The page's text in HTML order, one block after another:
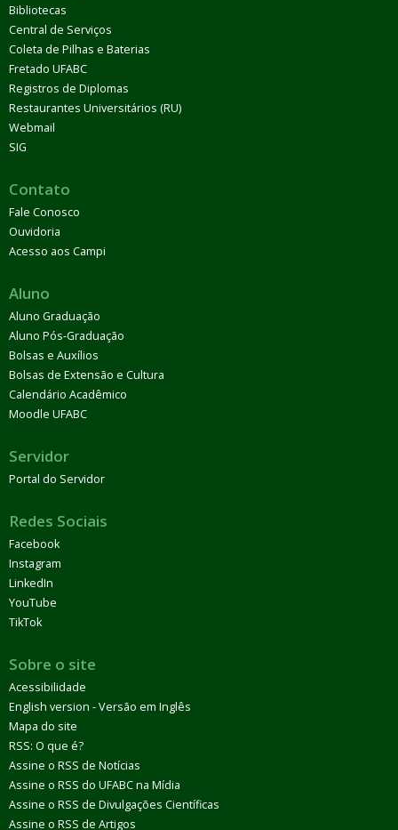
Bibliotecas
Central de Serviços
Coleta de Pilhas e Baterias
Fretado UFABC
Registros de Diplomas
Restaurantes Universitários (RU)
Webmail
SIG
Contato
Fale Conosco
Ouvidoria
Acesso aos Campi
Aluno
Aluno Graduação
Aluno Pós-Graduação
Bolsas e Auxílios
Bolsas de Extensão e Cultura
Calendário Acadêmico
Moodle UFABC
Servidor
Portal do Servidor
Redes Sociais
Facebook
Instagram
LinkedIn
YouTube
TikTok
Sobre o site
Acessibilidade
English version - Versão em Inglês
Mapa do site
RSS: O que é?
Assine o RSS de Notícias
Assine o RSS do UFABC na Mídia
Assine o RSS de Divulgações Científicas
Assine o RSS de Artigos